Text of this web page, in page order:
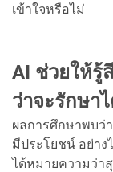
เข้าใจหรือไม่
AI ช่วยให้รู้
ว่าจะรักษา
ผลการศึกษาพบว่
มีประโยชน์ อย่าง
ได้หมายความว่า